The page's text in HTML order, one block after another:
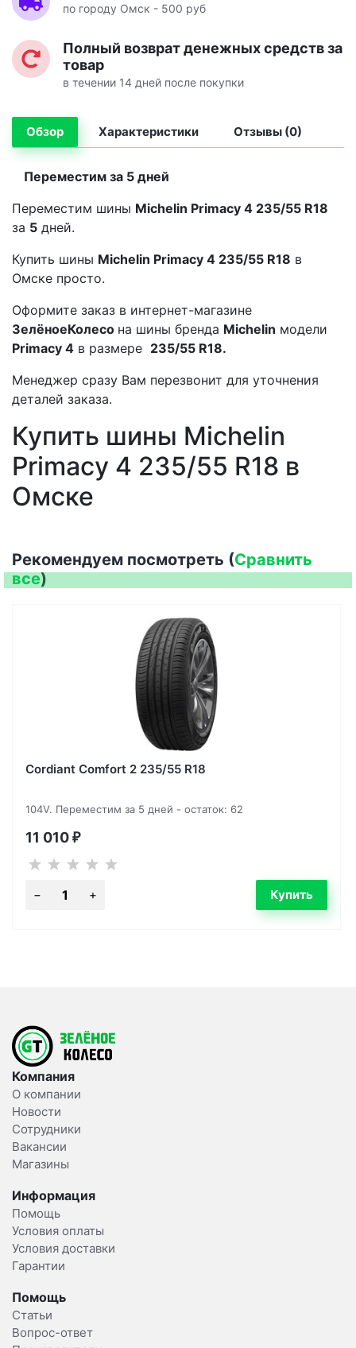
по городу Омск - 500 руб
Полный возврат денежных средств за
товар
в течении 14 дней после покупки
Обзор Характеристики Отзывы (0)
Переместим за 5 дней
Переместим шины Michelin Primacy 4 235/55 R18
за 5 дней.
Купить шины Michelin Primacy 4 235/55 R18 в
Омске просто.
Оформите заказ в интернет-магазине
ЗелёноеКолесо на шины бренда Michelin модели
Primacy 4 в размере 235/55 R18.
Менеджер сразу Вам перезвонит для уточнения
деталей заказа.
Купить шины Michelin
Primacy 4 235/55 R18 в
Омске
Рекомендуем посмотреть (Сравнить
все)
Cordiant Comfort 2 235/55 R18
104V. Переместим за 5 дней - остаток: 62
11 010 ₽
Компания
О компании
Новости
Сотрудники
Вакансии
Магазины
Информация
Помощь
Условия оплаты
Условия доставки
Гарантии
Помощь
Статьи
Вопрос-ответ